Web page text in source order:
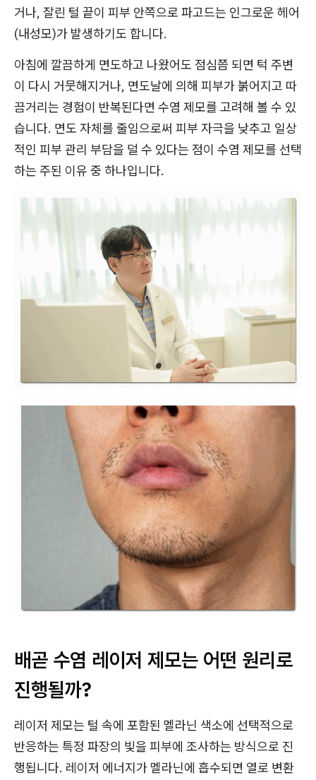
거나, 잘린 털 끝이 피부 안쪽으로 파고드는 인그로운 헤어
(내성모)가 발생하기도 합니다.
아침에 깔끔하게 면도하고 나왔어도 점심쯤 되면 턱 주변
이 다시 거뭇해지거나, 면도날에 의해 피부가 붉어지고 따
끔거리는 경험이 반복된다면 수염 제모를 고려해 볼 수 있
습니다. 면도 자체를 줄임으로써 피부 자극을 낮추고 일상
적인 피부 관리 부담을 덜 수 있다는 점이 수염 제모를 선택
하는 주된 이유 중 하나입니다.
배곧 수염 레이저 제모는 어떤 원리로
진행될까?
레이저 제모는 털 속에 포함된 멜라닌 색소에 선택적으로
반응하는 특정 파장의 빛을 피부에 조사하는 방식으로 진
행됩니다. 레이저 에너지가 멜라닌에 흡수되면 열로 변환